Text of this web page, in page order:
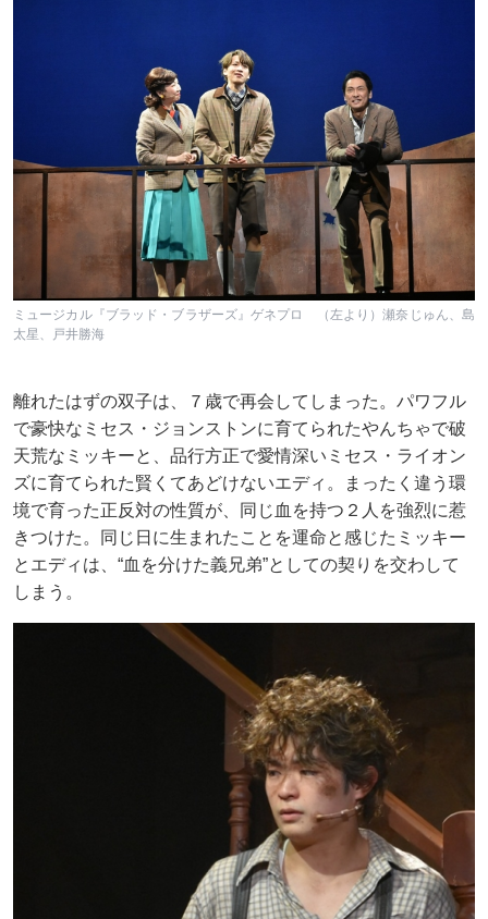
ミュージカル『ブラッド・ブラザーズ』ゲネプロ （左より）瀬奈じゅん、島
太星、戸井勝海
離れたはずの双子は、７歳で再会してしまった。パワフル
で豪快なミセス・ジョンストンに育てられたやんちゃで破
天荒なミッキーと、品行方正で愛情深いミセス・ライオン
ズに育てられた賢くてあどけないエディ。まったく違う環
境で育った正反対の性質が、同じ血を持つ２人を強烈に惹
きつけた。同じ日に生まれたことを運命と感じたミッキー
とエディは、“血を分けた義兄弟”としての契りを交わして
しまう。